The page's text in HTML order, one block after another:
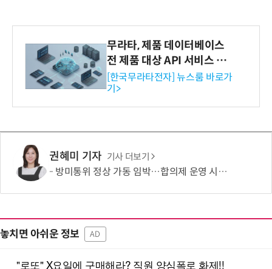
무라타, 제품 데이터베이스
전 제품 대상 API 서비스 제
공…73개 제품 카테고리로
확대
[한국무라타전자] 뉴스룸 바로가
기>
권혜미 기자 기사 더보기
방미통위 정상 가동 임박…합의제 운영 시험대
놓치면 아쉬운 정보 AD